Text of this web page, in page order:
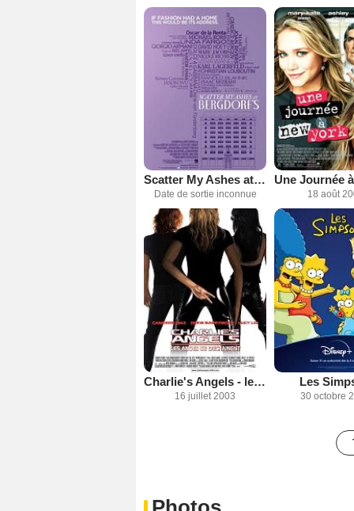
Scatter My Ashes at Bergdorf's
Date de sortie inconnue 18 août
Charlie's Angels - les anges se déchaînent
16 juillet 2003
Les
30 octobre